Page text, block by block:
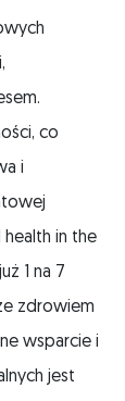
co
i
health in the
1 na 7
zdrowiem
wsparcie i
jest